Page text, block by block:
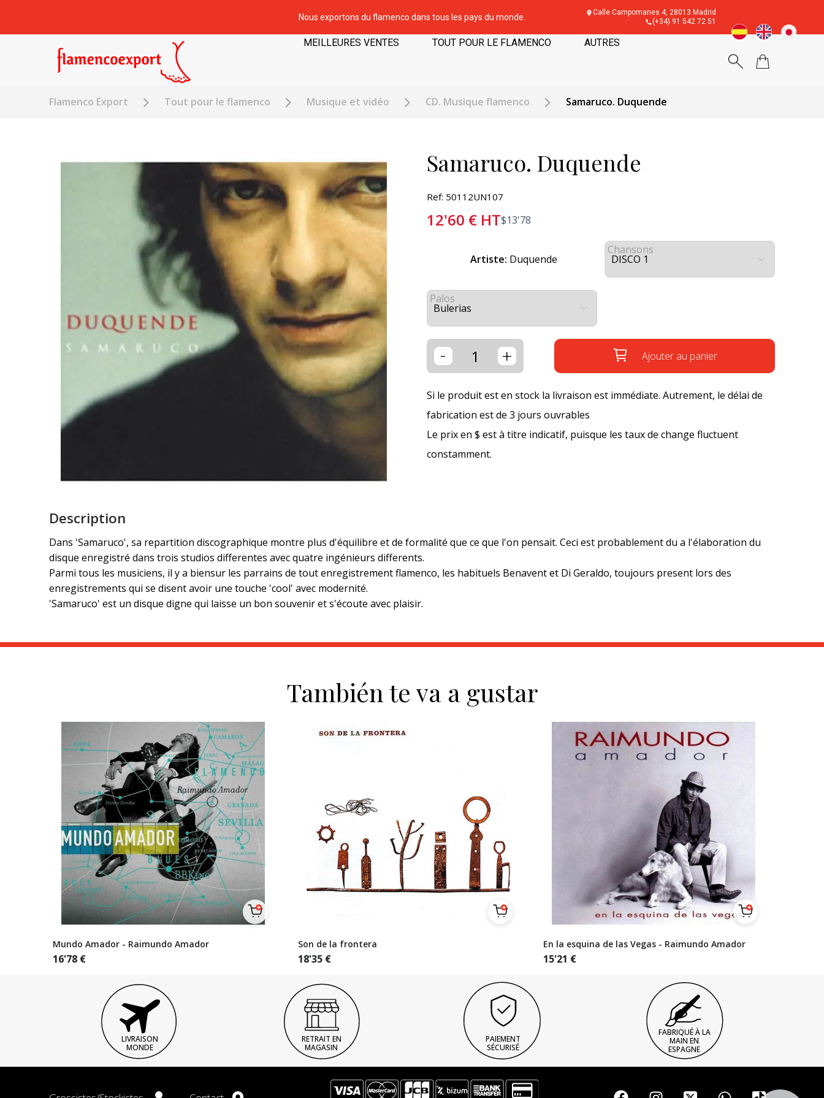
Nous exportons du flamenco dans tous les pays du monde.
Calle Campomanes 4, 28013 Madrid
(+34) 91 542 72 51
MEILLEURES VENTES TOUT POUR LE FLAMENCO AUTRES
Flamenco Export Tout pour le flamenco Musique et vidéo CD. Musique flamenco Samaruco. Duquende
Samaruco. Duquende
Ref: 50112UN107
12'60 € HT$13'78
Artiste: Duquende
Chansons
Palos
- + Ajouter au panier
Si le produit est en stock la livraison est immédiate. Autrement, le délai de
fabrication est de 3 jours ouvrables
Le prix en $ est à titre indicatif, puisque les taux de change fluctuent
constamment.
Description
Dans 'Samaruco', sa repartition discographique montre plus d'équilibre et de formalité que ce que l'on pensait. Ceci est probablement du a l'élaboration du
disque enregistré dans trois studios differentes avec quatre ingénieurs differents.
Parmi tous les musiciens, il y a biensur les parrains de tout enregistrement flamenco, les habituels Benavent et Di Geraldo, toujours present lors des
enregistrements qui se disent avoir une touche 'cool' avec modernité.
'Samaruco' est un disque digne qui laisse un bon souvenir et s'écoute avec plaisir.
También te va a gustar
Mundo Amador - Raimundo Amador
16'78 €
Son de la frontera
18'35 €
En la esquina de las Vegas - Raimundo Amador
15'21 €
LIVRAISON
MONDE
RETRAIT EN
MAGASIN
PAIEMENT
SÉCURISÉ
FABRIQUÉ À LA
MAIN EN
ESPAGNE